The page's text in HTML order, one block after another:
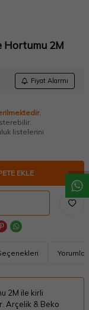
W
h
a
t
a
p
p
D
e
s
t
e
H
a
t
t
Hortumu 2M
Fiyat Alarmı
listelerini
EKLE
Yorumlar
2M ile kirli
Arçelik & Beko